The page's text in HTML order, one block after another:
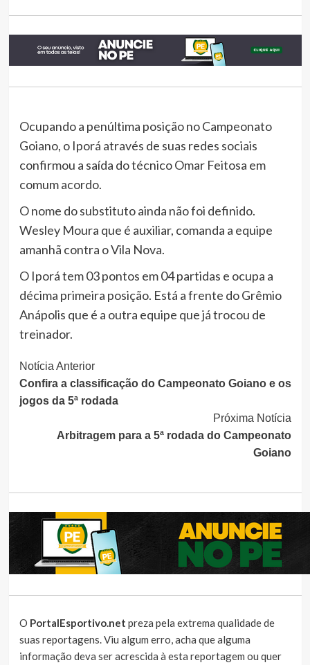
Ocupando a penúltima posição no Campeonato
Goiano, o Iporá através de suas redes sociais
confirmou a saída do técnico Omar Feitosa em
comum acordo.
O nome do substituto ainda não foi definido.
Wesley Moura que é auxiliar, comanda a equipe
amanhã contra o Vila Nova.
O Iporá tem 03 pontos em 04 partidas e ocupa a
décima primeira posição. Está a frente do Grêmio
Anápolis que é a outra equipe que já trocou de
treinador.
Continue
Lendo
Notícia Anterior
Confira a classificação do Campeonato Goiano e os
jogos da 5ª rodada
Próxima Notícia
Arbitragem para a 5ª rodada do Campeonato
Goiano
O PortalEsportivo.net preza pela extrema qualidade de
suas reportagens. Viu algum erro, acha que alguma
informação deva ser acrescida à esta reportagem ou quer